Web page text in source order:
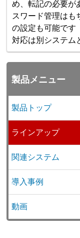
め、転記の必要が
スワード管理はも
の設定も可能です
対応は別システム
製品メニュー
製品トップ
ラインアップ
関連システム
導入事例
動画